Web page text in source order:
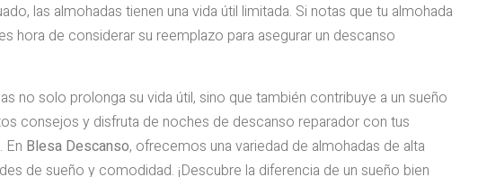
las almohadas tienen una vida útil limitada. Si notas que tu almohada
hora de considerar su reemplazo para asegurar un descanso
no solo prolonga su vida útil, sino que también contribuye a un sueño
consejos y disfruta de noches de descanso reparador con tus
En Blesa Descanso, ofrecemos una variedad de almohadas de alta
de sueño y comodidad. ¡Descubre la diferencia de un sueño bien